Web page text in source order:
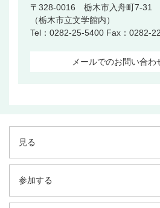
〒328-0016 栃木市入舟町7-31
（栃木市立文学館内）
Tel：0282-25-5400 Fax：0282-
メールでのお問い合わ
見る
参加する